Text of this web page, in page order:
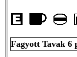
Fagyott Tavak 6